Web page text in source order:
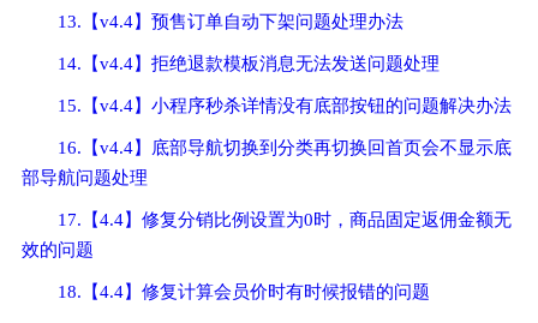
13.【v4.4】预售订单自动下架问题处理办法
14.【v4.4】拒绝退款模板消息无法发送问题处理
15.【v4.4】小程序秒杀详情没有底部按钮的问题解决办法
16.【v4.4】底部导航切换到分类再切换回首页会不显示底
部导航问题处理
17.【4.4】修复分销比例设置为0时，商品固定返佣金额无
效的问题
18.【4.4】修复计算会员价时有时候报错的问题